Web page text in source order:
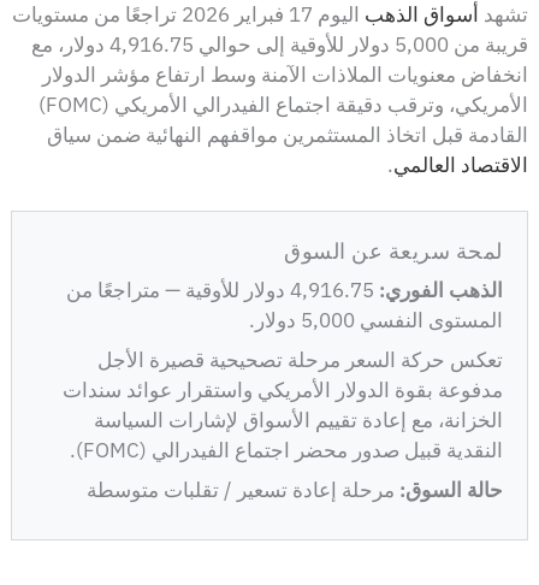
تشهد أسواق الذهب
اليوم 17 فبراير 2026 تراجعًا من مستويات
قريبة من 5,000 دولار للأوقية إلى حوالي 4,916.75 دولار، مع
انخفاض معنويات الملاذات الآمنة وسط ارتفاع مؤشر الدولار
الأمريكي، وترقب دقيقة اجتماع الفيدرالي الأمريكي (FOMC)
القادمة قبل اتخاذ المستثمرين مواقفهم النهائية ضمن سياق
الاقتصاد العالمي.
لمحة سريعة عن السوق
الذهب الفوري:
4,916.75 دولار للأوقية — متراجعًا من
المستوى النفسي 5,000 دولار.
تعكس حركة السعر مرحلة تصحيحية قصيرة الأجل
مدفوعة بقوة الدولار الأمريكي واستقرار عوائد سندات
الخزانة، مع إعادة تقييم الأسواق لإشارات السياسة
النقدية قبيل صدور محضر اجتماع الفيدرالي (FOMC).
حالة السوق: مرحلة إعادة تسعير / تقلبات متوسطة